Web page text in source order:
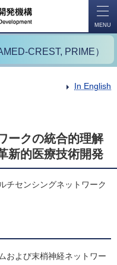
MENU
CREST, PRIME）
In English
ークの統合的理解
新的医療技術開発
チセンシングネットワーク
および末梢神経ネットワー